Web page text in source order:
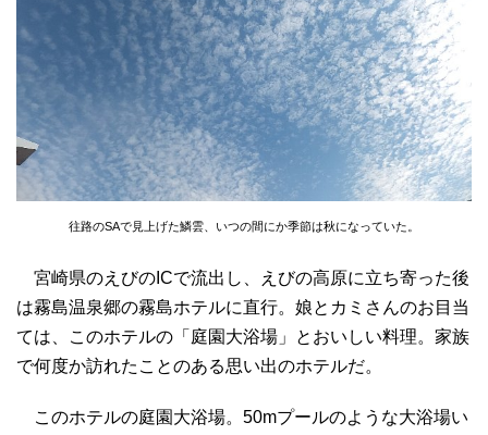
往路のSAで見上げた鱗雲、いつの間にか季節は秋になっていた。
宮崎県のえびのICで流出し、えびの高原に立ち寄った後
は霧島温泉郷の霧島ホテルに直行。娘とカミさんのお目当
ては、このホテルの「庭園大浴場」とおいしい料理。家族
で何度か訪れたことのある思い出のホテルだ。
このホテルの庭園大浴場。50mプールのような大浴場い